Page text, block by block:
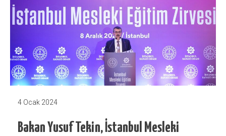
4 Ocak 2024
Bakan Yusuf Tekin, İstanbul Mesleki